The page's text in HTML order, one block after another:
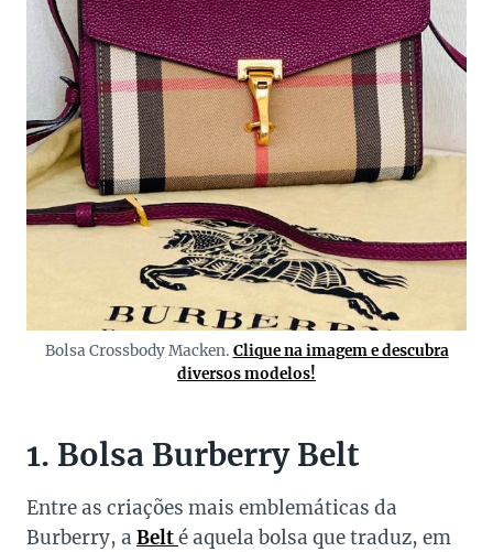
Bolsa Crossbody Macken. Clique na imagem e descubra
diversos modelos!
1. Bolsa Burberry Belt
Entre as criações mais emblemáticas da
Burberry, a Belté aquela bolsa que traduz, em